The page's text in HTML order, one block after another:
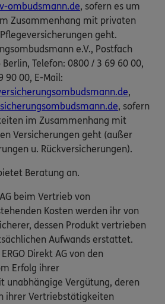
ombudsmann.de, sofern es um
Zusammenhang mit privaten
geht.
e.V., Postfach
Telefon: 0800 / 3 69 60 00,
90 00, E-Mail:
,
, sofern
im Zusammenhang mit
Versicherungen geht (außer
u. Rückversicherungen).
Beratung an.
beim Vertrieb von
Kosten werden ihr von
dessen Produkt vertrieben
Aufwands erstattet.
Direkt AG von den
Erfolg ihrer
unabhängige Vergütung, deren
ihrer Vertriebstätigkeiten